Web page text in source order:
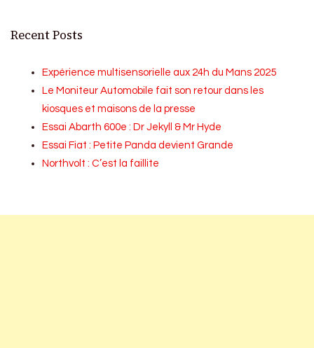
Recent Posts
Expérience multisensorielle aux 24h du Mans 2025
Le Moniteur Automobile fait son retour dans les
kiosques et maisons de la presse
Essai Abarth 600e : Dr Jekyll & Mr Hyde
Essai Fiat : Petite Panda devient Grande
Northvolt : C’est la faillite